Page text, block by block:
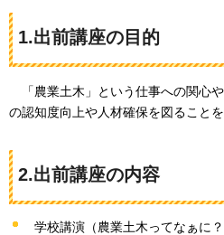
1.出前講座の目的
「農業土木」という仕事への関心
の認知度向上や人材確保を図ることを
2.出前講座の内容
学校講演（農業土木ってなぁに？